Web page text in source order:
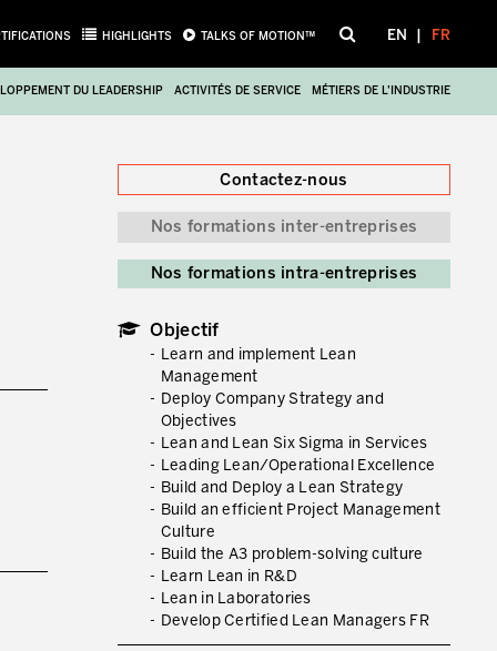
HIGHLIGHTS TALKS OF MOTION™ EN FR
DU LEADERSHIP ACTIVITÉS DE SERVICE MÉTIERS DE L’INDUSTRIE
Fermer
Contactez-nous
Nos formations inter-entreprises
Nos formations intra-entreprises
Objectif
Learn and implement Lean
Management
Deploy Company Strategy and
Objectives
Lean and Lean Six Sigma in Services
Leading Lean/Operational Excellence
Build and Deploy a Lean Strategy
Build an efficient Project Management
Culture
Build the A3 problem-solving culture
Learn Lean in R&D
Lean in Laboratories
Develop Certified Lean Managers FR